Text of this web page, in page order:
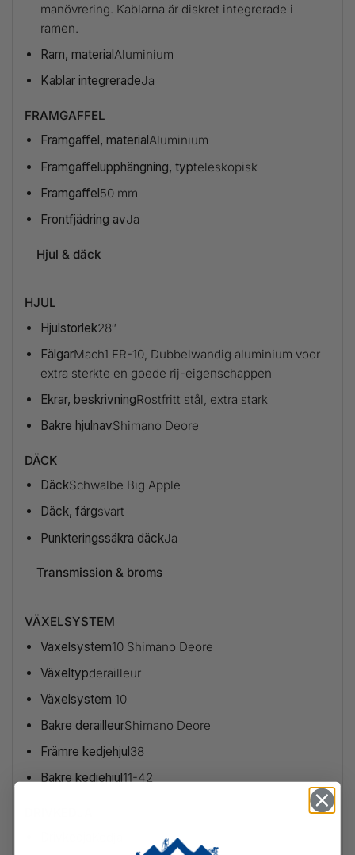
manövrering. Kablarna är diskret integrerade i
ramen.
Ram, materialAluminium
Kablar integreradeJa
FRAMGAFFEL
Framgaffel, material Aluminium
Framgaffelupphängning, typteleskopisk
Framgaffel50 mm
Frontfjädring avJa
Hjul & däck
HJUL
Hjulstorlek28″
FälgarMach1 ER-10, Dubbelwandig aluminium voor
extra sterkte en goede rij-eigenschappen
Ekrar, beskrivningRostfritt stål, extra stark
Bakre hjulnavShimano Deore
DÄCK
DäckSchwalbe Big Apple
Däck, färgsvart
Punkteringssäkra däckJa
Transmission & broms
VÄXELSYSTEM
Växelsystem10 Shimano Deore
Växeltypderailleur
Växelsystem 10
Bakre derailleurShimano Deore
Främre kedjehjul38
Bakre kedjehjul11-42